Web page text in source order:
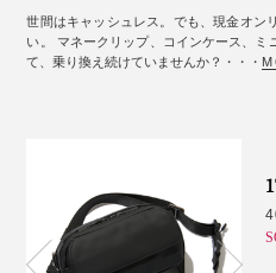
世間はキャッシュレス。でも、現金オン
い。 マネークリップ、コインケース、
て、乗り換え続けていませんか？・・・